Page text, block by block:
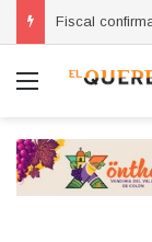
Menú